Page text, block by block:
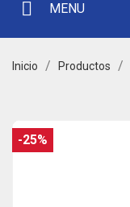
MENU
Inicio Productos
-25%